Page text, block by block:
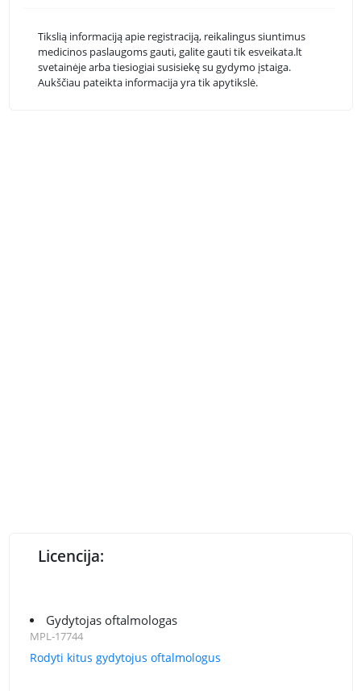
Tikslią informaciją apie registraciją, reikalingus siuntimus
medicinos paslaugoms gauti, galite gauti tik esveikata.lt
svetainėje arba tiesiogiai susisiekę su gydymo įstaiga.
Aukščiau pateikta informacija yra tik apytikslė.
Licencija:
Gydytojas oftalmologas
MPL-17744
Rodyti kitus gydytojus oftalmologus